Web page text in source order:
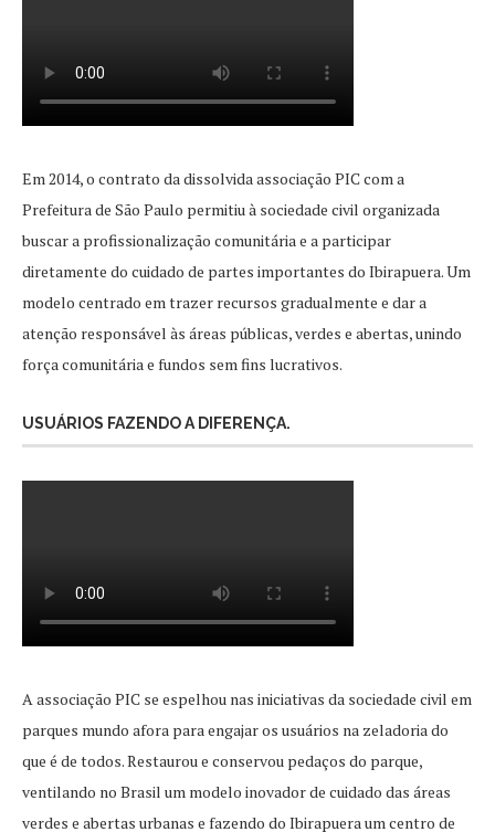
Em 2014, o contrato da dissolvida associação PIC com a
Prefeitura de São Paulo permitiu à sociedade civil organizada
buscar a profissionalização comunitária e a participar
diretamente do cuidado de partes importantes do Ibirapuera. Um
modelo centrado em trazer recursos gradualmente e dar a
atenção responsável às áreas públicas, verdes e abertas, unindo
força comunitária e fundos sem fins lucrativos.
USUÁRIOS FAZENDO A DIFERENÇA.
A associação PIC se espelhou nas iniciativas da sociedade civil em
parques mundo afora para engajar os usuários na zeladoria do
que é de todos. Restaurou e conservou pedaços do parque,
ventilando no Brasil um modelo inovador de cuidado das áreas
verdes e abertas urbanas e fazendo do Ibirapuera um centro de